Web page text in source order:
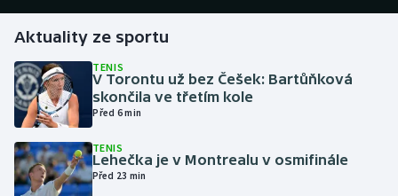
Golf
Gymnastika
Házená
Jezdectví
Judo
Aktuality ze sportu
TENIS
V Torontu už bez Češek: Bartůňková
skončila ve třetím kole
Před 6 min
TENIS
Lehečka je v Montrealu v osmifinále
Před 23 min